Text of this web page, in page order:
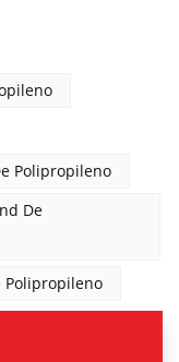
Polipropileno
De
Polipropileno